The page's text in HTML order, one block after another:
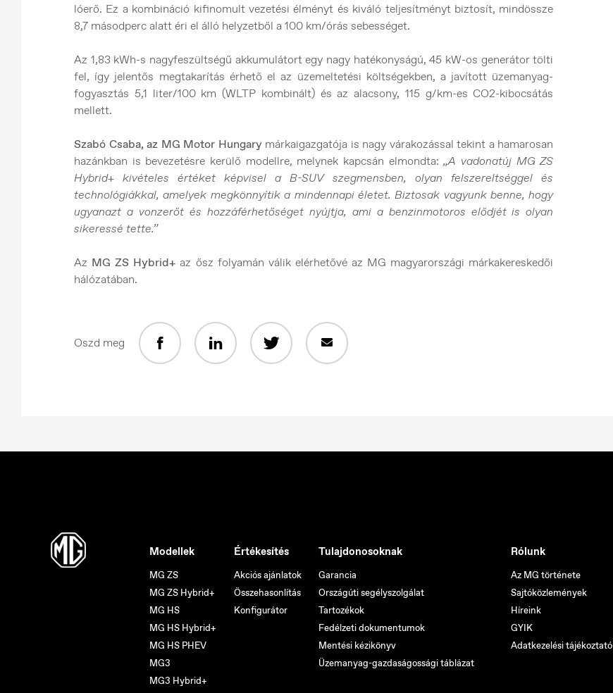
lóerő. Ez a kombináció kifinomult vezetési élményt és kiváló teljesítményt biztosít, mindössze
8,7 másodperc alatt éri el álló helyzetből a 100 km/órás sebességet.
Az 1,83 kWh-s nagyfeszültségű akkumulátort egy nagy hatékonyságú, 45 kW-os generátor tölti
fel, így jelentős megtakarítás érhető el az üzemeltetési költségekben, a javított üzemanyag-
fogyasztás 5,1 liter/100 km (WLTP kombinált) és az alacsony, 115 g/km-es CO2-kibocsátás
mellett.
Szabó Csaba, az MG Motor Hungary márkaigazgatója is nagy várakozással tekint a hamarosan
hazánkban is bevezetésre kerülő modellre, melynek kapcsán elmondta:„A vadonatúj MG ZS
Hybrid+ kivételes értéket képvisel a B-SUV szegmensben, olyan felszereltséggel és
technológiákkal, amelyek megkönnyítik a mindennapi életet. Biztosak vagyunk benne, hogy
ugyanazt a vonzerőt és hozzáférhetőséget nyújtja, ami a benzinmotoros elődjét is olyan
sikeressé tette.”
Az MG ZS Hybrid+ az ősz folyamán válik elérhetővé az MG magyarországi márkakereskedői
hálózatában.
Oszd meg
Modellek
MG ZS
MG ZS Hybrid+
MG HS
MG HS Hybrid+
MG HS PHEV
MG3
MG3 Hybrid+
Értékesítés
Akciós ajánlatok
Összehasonlítás
Konfigurátor
Tulajdonosoknak
Garancia
Országúti segélyszolgálat
Tartozékok
Fedélzeti dokumentumok
Mentési kézikönyv
Üzemanyag-gazdaságossági táblázat
Rólunk
Az MG története
Sajtóközlemények
Híreink
GYIK
Adatkezelési tájékoztató